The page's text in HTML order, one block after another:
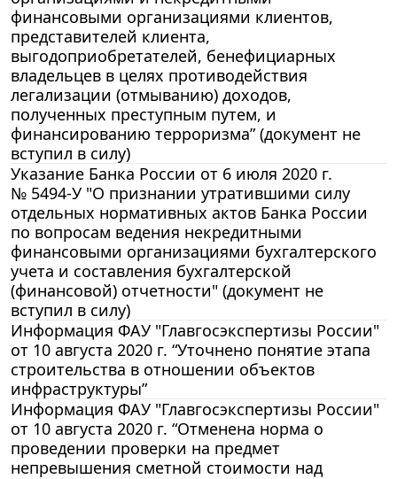
финансовыми организациями клиентов,
представителей клиента,
выгодоприобретателей, бенефициарных
владельцев в целях противодействия
легализации (отмыванию) доходов,
полученных преступным путем, и
финансированию терроризма” (документ не
вступил в силу)
Указание Банка России от 6 июля 2020 г.
№ 5494-У "О признании утратившими силу
отдельных нормативных актов Банка России
по вопросам ведения некредитными
финансовыми организациями бухгалтерского
учета и составления бухгалтерской
(финансовой) отчетности" (документ не
вступил в силу)
Информация ФАУ "Главгосэкспертизы России"
от 10 августа 2020 г. “Уточнено понятие этапа
строительства в отношении объектов
инфраструктуры”
Информация ФАУ "Главгосэкспертизы России"
от 10 августа 2020 г. “Отменена норма о
проведении проверки на предмет
непревышения сметной стоимости над